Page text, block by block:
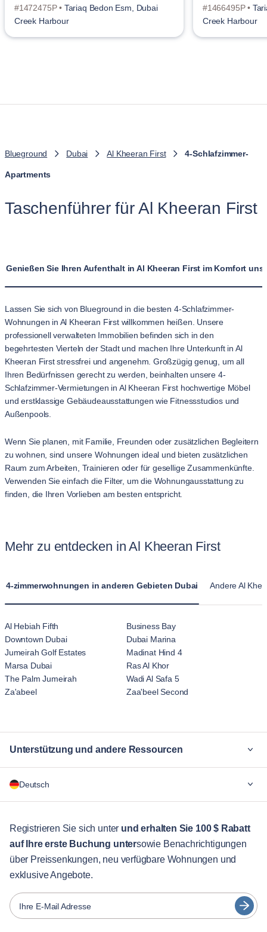
#1472475P • Tariaq Bedon Esm, Dubai
Creek Harbour
#1466495P •
Creek Harbour
Blueground Dubai Al Kheeran First 4-Schlafzimmer-
Apartments
Taschenführer für Al Kheeran First
Genießen Sie Ihren Aufenthalt in Al Kheeran First im Komfort
Lassen Sie sich von Blueground in die besten 4-Schlafzimmer-
Wohnungen in Al Kheeran First willkommen heißen. Unsere
professionell verwalteten Immobilien befinden sich in den
begehrtesten Vierteln der Stadt und machen Ihre Unterkunft in Al
Kheeran First stressfrei und angenehm. Großzügig genug, um all
Ihren Bedürfnissen gerecht zu werden, beinhalten unsere 4-
Schlafzimmer-Vermietungen in Al Kheeran First hochwertige Möbel
und erstklassige Gebäudeausstattungen wie Fitnessstudios und
Außenpools.
Wenn Sie planen, mit Familie, Freunden oder zusätzlichen Begleitern
zu wohnen, sind unsere Wohnungen ideal und bieten zusätzlichen
Raum zum Arbeiten, Trainieren oder für gesellige Zusammenkünfte.
Verwenden Sie einfach die Filter, um die Wohnungausstattung zu
finden, die Ihren Vorlieben am besten entspricht.
Mehr zu entdecken in Al Kheeran First
4-zimmerwohnungen in anderen Gebieten Dubai Andere Al
Al Hebiah Fifth
Business Bay
Downtown Dubai
Dubai Marina
Jumeirah Golf Estates
Madinat Hind 4
Marsa Dubai
Ras Al Khor
The Palm Jumeirah
Wadi Al Safa 5
Za'abeel
Zaa'beel Second
Unterstützung und andere Ressourcen
Für Unternehmen
Gästebetreuung
Stadt-Guide
Partner
Vermieter von Möbeln
Vermieter
Deutsch
English
Português
Español
Français
Registrieren Sie sich unter und erhalten Sie 100 $ Rabatt
auf Ihre erste Buchung untersowie Benachrichtigungen
über Preissenkungen, neu verfügbare Wohnungen und
exklusive Angebote.
Ihre E-Mail Adresse